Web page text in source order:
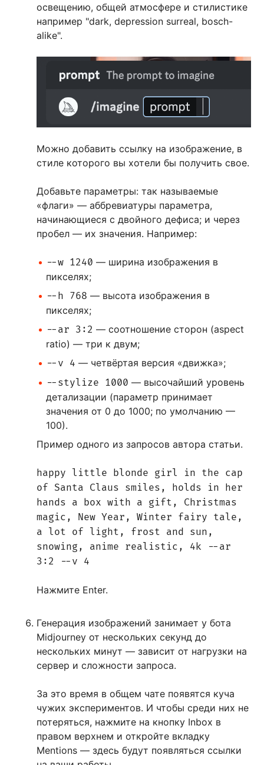
освещению, общей атмосфере и стилистике
например "dark, depression surreal, bosch-
alike".
Можно добавить ссылку на изображение, в
стиле которого вы хотели бы получить свое.
Добавьте параметры: так называемые
«флаги» — аббревиатуры параметра,
начинающиеся с двойного дефиса; и через
пробел — их значения. Например:
--w 1240 — ширина изображения в
пикселях;
--h 768 — высота изображения в
пикселях;
--ar 3:2 — соотношение сторон (aspect
ratio) — три к двум;
--v 4 — четвёртая версия «движка»;
--stylize 1000 — высочайший уровень
детализации (параметр принимает
значения от 0 до 1000; по умолчанию —
100).
Пример одного из запросов автора статьи.
happy little blonde girl in the cap
of Santa Claus smiles, holds in her
hands a box with a gift, Christmas
magic, New Year, Winter fairy tale,
a lot of light, frost and sun,
snowing, anime realistic, 4k --ar
3:2 --v 4
Нажмите Enter.
Генерация изображений занимает у бота
Midjourney от нескольких секунд до
нескольких минут — зависит от нагрузки на
сервер и сложности запроса.
За это время в общем чате появятся куча
чужих экспериментов. И чтобы среди них не
потеряться, нажмите на кнопку Inbox в
правом верхнем и откройте вкладку
Mentions — здесь будут появляться ссылки